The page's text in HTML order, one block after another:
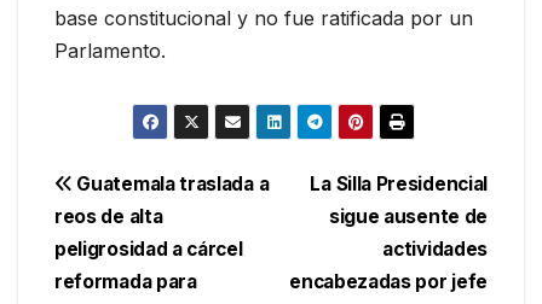
base constitucional y no fue ratificada por un
Parlamento.
Navegación
de
entradas
La Silla Presidencial
sigue ausente de
actividades
encabezadas por jefe
Guatemala traslada a
reos de alta
peligrosidad a cárcel
reformada para